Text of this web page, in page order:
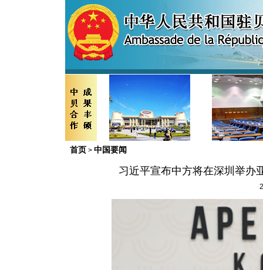
首页 > 中国要闻
习近平宣布中方将在深圳举办